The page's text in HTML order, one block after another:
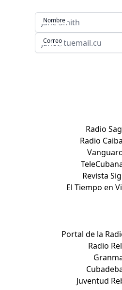
Nombre
Correo
Radio
Radio
Revista
El Tiempo en
Portal de la
Radio
Juventud